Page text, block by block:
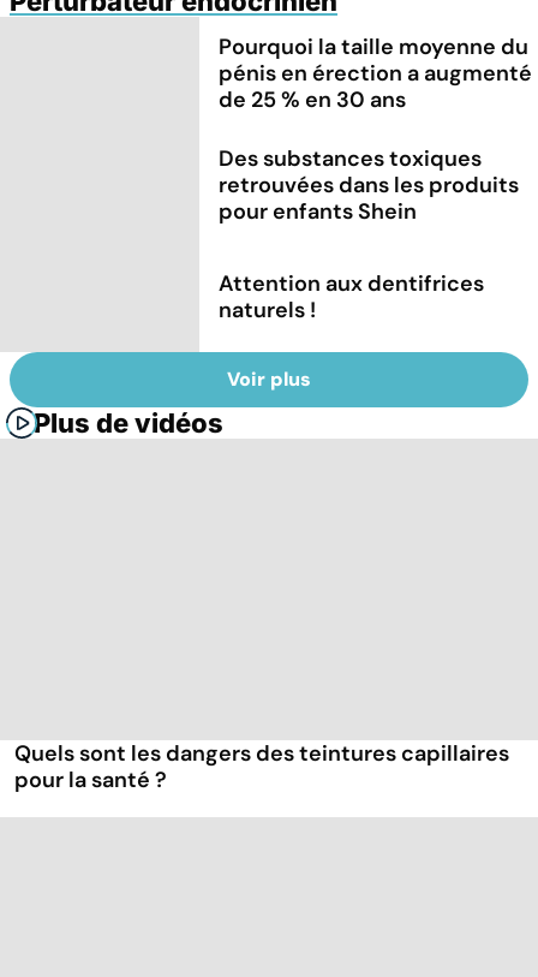
Pourquoi la taille moyenne du
pénis en érection a augmenté
de 25 % en 30 ans
Des substances toxiques
retrouvées dans les produits
pour enfants Shein
Attention aux dentifrices
naturels !
Voir plus
Plus de vidéos
Quels sont les dangers des teintures capillaires
pour la santé ?